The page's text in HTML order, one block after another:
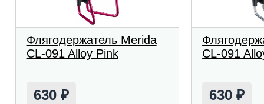
Флягодержатель Merida
CL-091 Alloy Pink
630 ₽
CL-091
630₽